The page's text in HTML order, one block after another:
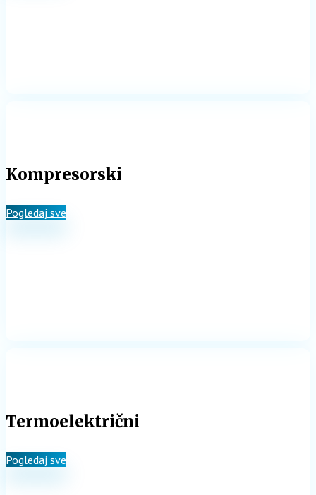
Kompresorski
Pogledaj sve
Termoelektrični
Pogledaj sve